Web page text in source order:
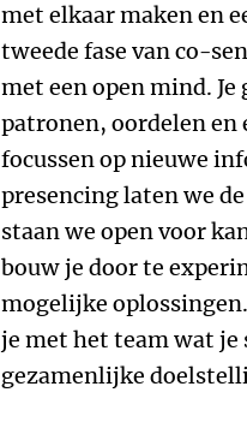
met elkaar maken en
tweede fase van co-
met een open mind.
patronen, oordelen en
focussen op nieuwe
presencing laten we
staan we open voor
bouw je door te
mogelijke
je met het team wat
gezamenlijke